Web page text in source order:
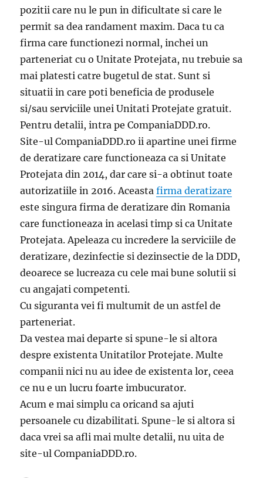
pozitii care nu le pun in dificultate si care le
permit sa dea randament maxim. Daca tu ca
firma care functionezi normal, inchei un
parteneriat cu o Unitate Protejata, nu trebuie sa
mai platesti catre bugetul de stat. Sunt si
situatii in care poti beneficia de produsele
si/sau serviciile unei Unitati Protejate gratuit.
Pentru detalii, intra pe CompaniaDDD.ro.
Site-ul CompaniaDDD.ro ii apartine unei firme
de deratizare care functioneaza ca si Unitate
Protejata din 2014, dar care si-a obtinut toate
autorizatiile in 2016. Aceastafirma deratizare
este singura firma de deratizare din Romania
care functioneaza in acelasi timp si ca Unitate
Protejata. Apeleaza cu incredere la serviciile de
deratizare, dezinfectie si dezinsectie de la DDD,
deoarece se lucreaza cu cele mai bune solutii si
cu angajati competenti.
Cu siguranta vei fi multumit de un astfel de
parteneriat.
Da vestea mai departe si spune-le si altora
despre existenta Unitatilor Protejate. Multe
companii nici nu au idee de existenta lor, ceea
ce nu e un lucru foarte imbucurator.
Acum e mai simplu ca oricand sa ajuti
persoanele cu dizabilitati. Spune-le si altora si
daca vrei sa afli mai multe detalii, nu uita de
site-ul CompaniaDDD.ro.